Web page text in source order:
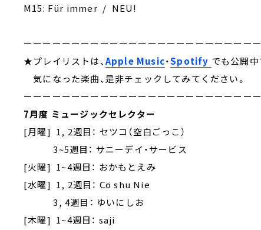
M15: Für immer / NEU!
ーーーーーーーーーーーーーーーーーーーーーーーー
★プレイリストは、 Apple Music・Spotify でも公開中
気になった楽曲、是非チェックしてみてください。
ーーーーーーーーーーーーーーーーーーーーーーーー
7月度 ミュージックセレクター
[月曜] 1, 2週目： セツコ（空白ごっこ）
3~5週目： サニーデイ・サービス
[火曜] 1~4週目： おかもとえみ
[水曜] 1, 2週目： Cö shu Nie
3, 4週目： ゆいにしお
[木曜] 1~4週目： saji